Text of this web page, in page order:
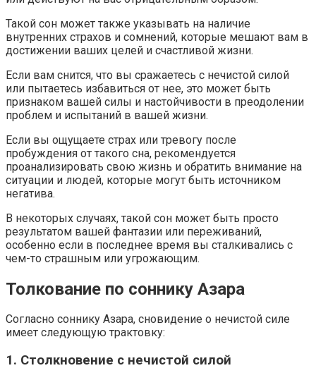
Такой сон может также указывать на наличие
внутренних страхов и сомнений, которые мешают вам в
достижении ваших целей и счастливой жизни.
Если вам снится, что вы сражаетесь с нечистой силой
или пытаетесь избавиться от нее, это может быть
признаком вашей силы и настойчивости в преодолении
проблем и испытаний в вашей жизни.
Если вы ощущаете страх или тревогу после
пробуждения от такого сна, рекомендуется
проанализировать свою жизнь и обратить внимание на
ситуации и людей, которые могут быть источником
негатива.
В некоторых случаях, такой сон может быть просто
результатом вашей фантазии или переживаний,
особенно если в последнее время вы сталкивались с
чем-то страшным или угрожающим.
Толкование по соннику Азара
Согласно соннику Азара, сновидение о нечистой силе
имеет следующую трактовку:
1. Столкновение с нечистой силой